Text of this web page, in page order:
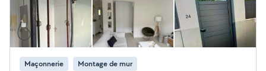
Maçonnerie Montage de mur